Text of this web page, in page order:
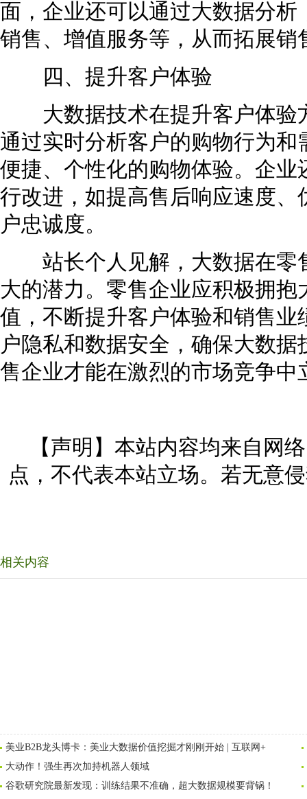
面，企业还可以通过大数据分
销售、增值服务等，从而拓展销
四、提升客户体验
大数据技术在提升客户体验
通过实时分析客户的购物行为
便捷、个性化的购物体验。企
行改进，如提高售后响应速度
户忠诚度。
站长个人见解，大数据在零
大的潜力。零售企业应积极拥
值，不断提升客户体验和销售
户隐私和数据安全，确保大数
售企业才能在激烈的市场竞争中
【声明】本站内容均来自网
点，不代表本站立场。若无意
相关内容
美业B2B龙头博卡：美业大数据价值挖掘才刚刚开始 | 互联网+
大动作！强生再次加持机器人领域
谷歌研究院最新发现：训练结果不准确，超大数据规模要背锅！